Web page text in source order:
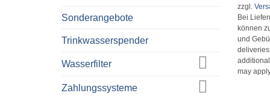
Sonderangebote
Trinkwasserspender
Wasserfilter
Zahlungssysteme
zzgl.
Bei
können
und
may